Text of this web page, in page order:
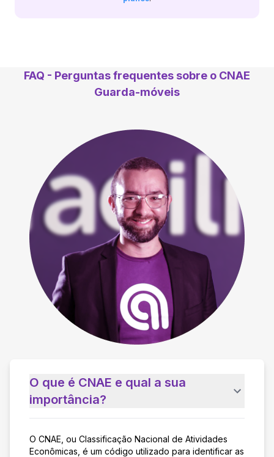
FAQ - Perguntas frequentes sobre o CNAE
Guarda-móveis
O que é CNAE e qual a sua
importância?
O CNAE, ou Classificação Nacional de Atividades
Econômicas, é um código utilizado para identificar as